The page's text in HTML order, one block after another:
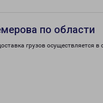
по области
грузов осуществляется в